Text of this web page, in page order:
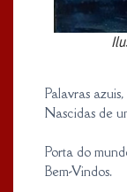
Palavras azuis,
Nascidas de
Porta do
Bem-Vindos.